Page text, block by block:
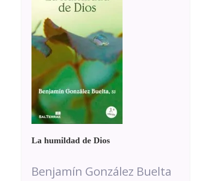
La humildad de Dios
Benjamín González Buelta